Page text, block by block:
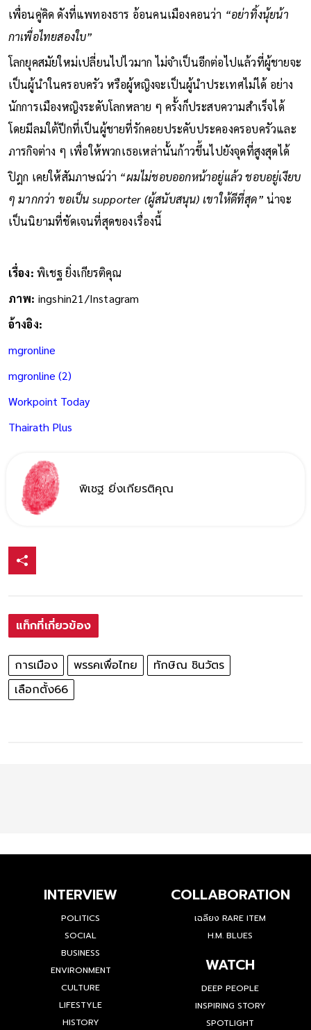
เพื่อนคู่คิด ดังที่แพทองธาร อ้อนคนเมืองคอนว่า “อย่าทิ้งนุ้ยน้า
กาเพื่อไทยสองใบ”
โลกยุคสมัยใหม่เปลี่ยนไปไวมาก ไม่จำเป็นอีกต่อไปแล้วที่ผู้ชายจะ
เป็นผู้นำในครอบครัว หรือผู้หญิงจะเป็นผู้นำประเทศไม่ได้ อย่าง
นักการเมืองหญิงระดับโลกหลาย ๆ ครั้งก็ประสบความสำเร็จได้
โดยมีลมใต้ปีกที่เป็นผู้ชายที่รักคอยประคับประคองครอบครัวและ
ภารกิจต่าง ๆ เพื่อให้พวกเธอเหล่านั้นก้าวขึ้นไปยังจุดที่สูงสุดได้
ปิฎก เคยให้สัมภาษณ์ว่า “ผมไม่ชอบออกหน้าอยู่แล้ว ชอบอยู่เงียบ
ๆ มากกว่า ขอเป็น supporter (ผู้สนับสนุน) เขาให้ดีที่สุด” น่าจะ
เป็นนิยามที่ชัดเจนที่สุดของเรื่องนี้
เรื่อง: พิเชฐ ยิ่งเกียรติคุณ
ภาพ: ingshin21/Instagram
อ้างอิง:
mgronline
mgronline (2)
Workpoint Today
Thairath Plus
พิเชฐ ยิ่งเกียรติคุณ
แท็กที่เกี่ยวข้อง
การเมือง พรรคเพื่อไทย
ทักษิณ ชินวัตร
เลือกตั้ง66
INTERVIEW
POLITICS
SOCIAL
BUSINESS
ENVIRONMENT
CULTURE
LIFESTYLE
HISTORY
COLLABORATION
เฉลียง RARE ITEM
H.M. BLUES
WATCH
DEEP PEOPLE
INSPIRING STORY
SPOTLIGHT